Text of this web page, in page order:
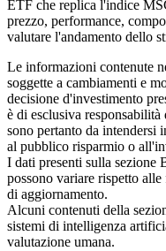
ETF che replica l'indice
prezzo, performance,
valutare l'andamento dello
Le informazioni contenute
soggette a cambiamenti e
decisione d'investimento
è di esclusiva
sono pertanto da intendersi
al pubblico risparmio o
I dati presenti sulla sezione
possono variare rispetto
di aggiornamento.
Alcuni contenuti della
sistemi di intelligenza
valutazione umana.